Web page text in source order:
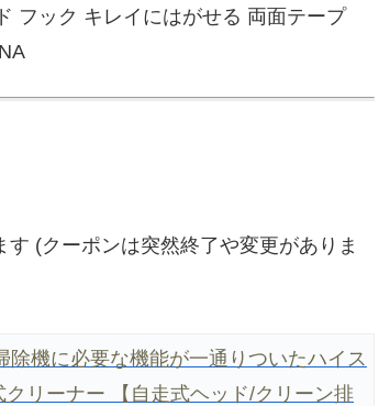
フック キレイにはがせる 両面テープ
(クーポンは突然終了や変更がありま
機に必要な機能が一通りついたハイス
リーナー 【自走式ヘッド/クリーン排